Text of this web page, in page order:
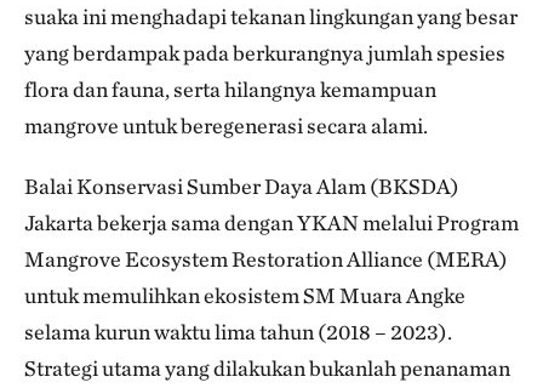
suaka ini menghadapi tekanan lingkungan yang besar
yang berdampak pada berkurangnya jumlah spesies
flora dan fauna, serta hilangnya kemampuan
mangrove untuk beregenerasi secara alami.
Balai Konservasi Sumber Daya Alam (BKSDA)
Jakarta bekerja sama dengan YKAN melalui Program
Mangrove Ecosystem Restoration Alliance (MERA)
untuk memulihkan ekosistem SM Muara Angke
selama kurun waktu lima tahun (2018 – 2023).
Strategi utama yang dilakukan bukanlah penanaman